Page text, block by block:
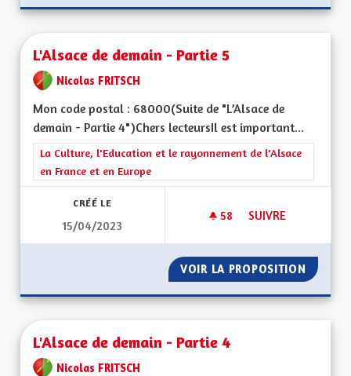
L'Alsace de demain - Partie 5
Nicolas FRITSCH
Mon code postal : 68000(Suite de "L’Alsace de
demain - Partie 4")Chers lecteursIl est important...
Filtrer les résultats de la catégorie : La Culture, l'Education et
La Culture, l'Education et le rayonnement de l'Alsace
en France et en Europe
CRÉÉ LE
15/04/2023
58 58 ABONNÉS
SUIVRE
VOIR LA PROPOSITION
L'Alsace de demain - Partie 4
Nicolas FRITSCH